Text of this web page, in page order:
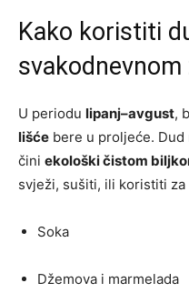
Kako koristiti
svakodnevnom
U periodu lipanj–avgust,
lišće bere u proljeće. Dud
čini ekološki čistom
svježi, sušiti, ili koristiti za
Soka
Džemova i marmelada